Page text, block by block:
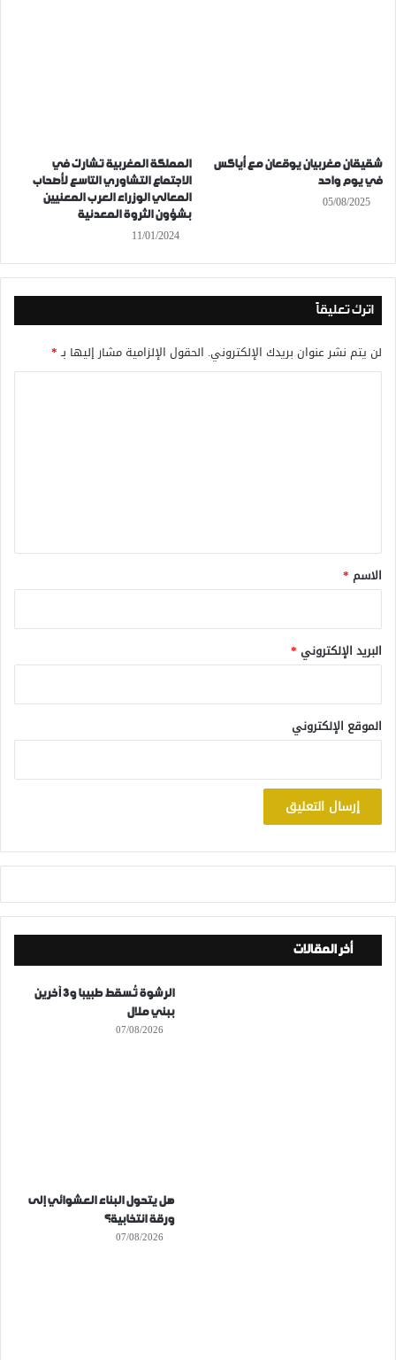
شقيقان مغربيان يوقعان مع أياكس
في يوم واحد
05/08/2025
المملكة المغربية تشارك في
الاجتماع التشاوري التاسع لأصحاب
المعالي الوزراء العرب المعنيين
بشؤون الثروة المعدنية
11/01/2024
اترك تعليقاً
لن يتم نشر عنوان بريدك الإلكتروني. الحقول الإلزامية مشار إليها بـ*
*
الاسم *
البريد الإلكتروني *
الموقع الإلكتروني
أخر المقالات
الرشوة تُسقط طبيبا و3 آخرين
ببني ملال
07/08/2026
هل يتحول البناء العشوائي إلى
ورقة انتخابية؟
07/08/2026